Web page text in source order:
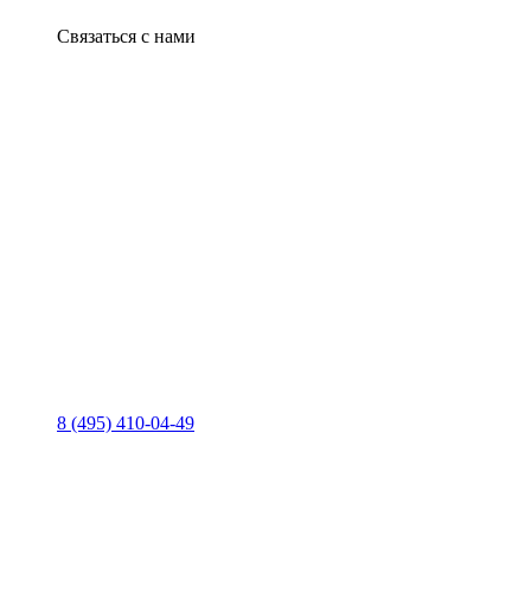
Связаться с нами
8 (495) 410-04-49